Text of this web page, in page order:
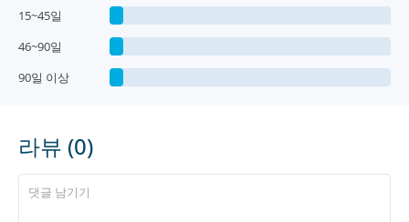
15~45일
46~90일
90일 이상
라뷰 (0)